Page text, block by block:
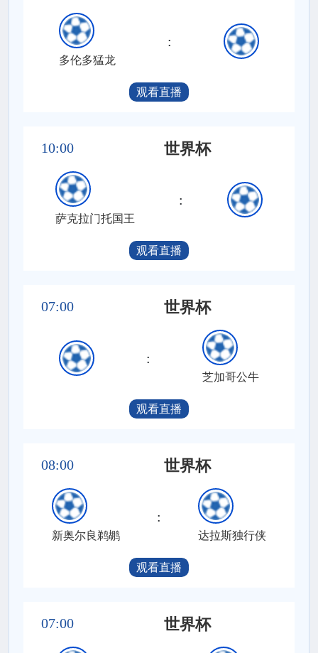
多伦多猛龙
:
观看直播
10:00 世界杯
萨克拉门托国王
:
观看直播
07:00 世界杯
:
芝加哥公牛
观看直播
08:00 世界杯
新奥尔良鹈鹕
:
达拉斯独行侠
观看直播
07:00 世界杯